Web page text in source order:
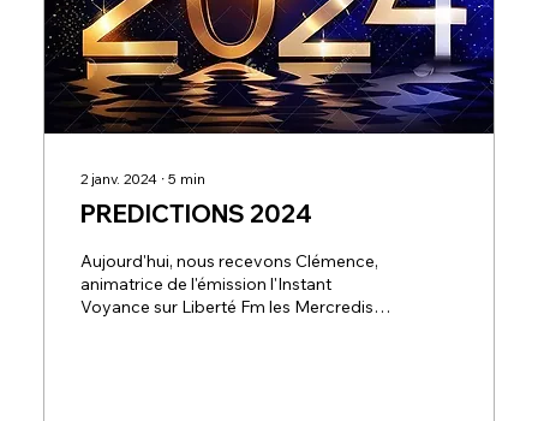
2 janv. 2024∙ 5 min
PREDICTIONS 2024
Aujourd'hui, nous recevons Clémence,
animatrice de l'émission l'Instant
Voyance sur Liberté Fm les Mercredis